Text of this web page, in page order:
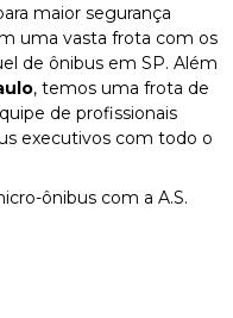
maior segurança
uma vasta frota com os
de ônibus em SP. Além
, temos uma frota de
de profissionais
executivos com todo o
ônibus com a A.S.